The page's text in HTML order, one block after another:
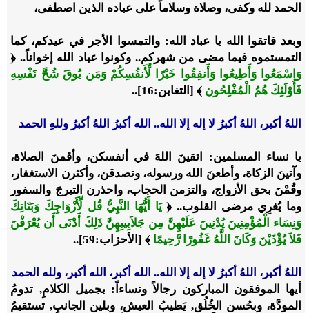
الحمد لله وكفى، وصلاة وسلاماً على عباده الذين اصطفى،
وبعد فاتقوا الله يا عباد الله: والتمسوا الأجر في عيدكم، كما
التمستموه فيما مضى من شهركم.. وكونوا عباد الله إخواناً.. ﴿
وَاسْمَعُوا وَأَطِيعُوا وَأَنفِقُوا خَيْرًا لِّأَنفُسِكُمْ وَمَن يُوقَ شُحَّ نَفْسِهِ
فَأُوْلَئِكَ هُمُ الْمُفْلِحُون ﴾ [التغابن:16]..
اللهُ أكبر، اللهُ أكبرُ لا إله إلا الله.. الله أكبرُ اللهُ أكبرُ وللهِ الحمد
يا نساء المسلمين: اتقينَ اللهَ في أنفسكن، وأقمنَ الصلاة،
وآتينَ الزكاة، وأطعنَ الله ورسوله، وتصدقن، وأكثرن الاستغفار،
وقُمْنَ بحق الأزواج، والتزمن الحجاب، واحذرن التبرجَ والسفور
وما يُغرِي مرضى القلوب.. ﴿يَا أَيُّهَا النَّبِيُّ قُل لِّأَزْوَاجِكَ وَبَنَاتِكَ
وَنِسَاء الْمُؤْمِنِينَ يُدْنِينَ عَلَيْهِنَّ مِن جَلاَبِيبِهِنَّ ذَلِكَ أَدْنَى أَن يُعْرَفْنَ
فَلاَ يُؤْذَيْنَ وَكَانَ اللَّهُ غَفُورًا رَّحِيمًا ﴾ [الأحزاب:59]..
اللهُ أكبر، اللهُ أكبرُ لا إله إلا الله.. الله أكبر، الله أكبر، ولله الحمد
أيها الموفقون المباركون رجالاً ونساءاً: بجميل الكلامِ, تدومُ
المودَّة، وبحُسن الخُلُق, يَطيبُ العيش، وبلين الجانبِ, تستقيمُ